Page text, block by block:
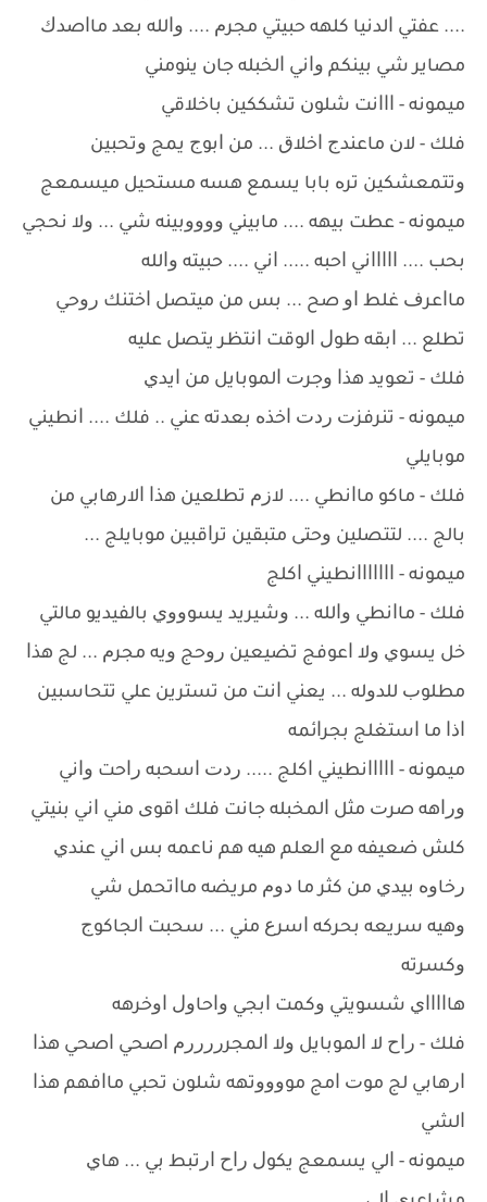
.... ﻋﻔﺘﻲ ﺍﻟﺪﻧﻴﺎ ﻛﻠﻬﻪ ﺣﺒﻴﺘﻲ ﻣﺠﺮﻡ .... ﻭﺍﻟﻠﻪ ﺑﻌﺪ ﻣﺎﺍﺻﺪﻙ
ﻣﺼﺎﻳﺮ ﺷﻲ ﺑﻴﻨﻜﻢ ﻭﺍﻧﻲ ﺍﻟﺨﺒﻠﻪ ﺟﺎﻥ ﻳﻨﻮﻣﻨﻲ
ﻣﻴﻤﻮﻧﻪ - ﺍﺍﺍﻧﺖ ﺷﻠﻮﻥ ﺗﺸﻜﻜﻴﻦ ﺑﺎﺧﻼﻗﻲ
ﻓﻠﻚ - ﻻﻥ ﻣﺎﻋﻨﺪﺝ ﺍﺧﻼﻕ ... ﻣﻦ ﺍﺑﻮﺝ ﻳﻤﺞ ﻭﺗﺤﺒﻴﻦ
ﻭﺗﺘﻤﻌﺸﻜﻴﻦ ﺗﺮﻩ ﺑﺎﺑﺎ ﻳﺴﻤﻊ ﻫﺴﻪ ﻣﺴﺘﺤﻴﻞ ﻣﻴﺴﻤﻌﺞ
ﻣﻴﻤﻮﻧﻪ - ﻋﻄﺖ ﺑﻴﻬﻪ .... ﻣﺎﺑﻴﻨﻲ ﻭﻭﻭﻭﺑﻴﻨﻪ ﺷﻲ ... ﻭﻻ ﻧﺤﺠﻲ
ﺑﺤﺐ .... ﺍﺍﺍﺍﺍﻧﻲ ﺍﺣﺒﻪ ..... ﺍﻧﻲ .... ﺣﺒﻴﺘﻪ ﻭﺍﻟﻠﻪ
ﻣﺎﺍﻋﺮﻑ ﻏﻠﻂ ﺍﻭ ﺻﺢ ... ﺑﺲ ﻣﻦ ﻣﻴﺘﺼﻞ ﺍﺧﺘﻨﻚ ﺭﻭﺣﻲ
ﺗﻄﻠﻊ ... ﺍﺑﻘﻪ ﻃﻮﻝ ﺍﻟﻮﻗﺖ ﺍﻧﺘﻈﺮ ﻳﺘﺼﻞ ﻋﻠﻴﻪ
ﻓﻠﻚ - ﺗﻌﻮﻳﺪ ﻫﺬﺍ ﻭﺟﺮﺕ ﺍﻟﻤﻮﺑﺎﻳﻞ ﻣﻦ ﺍﻳﺪﻱ
ﻣﻴﻤﻮﻧﻪ - ﺗﻨﺮﻓﺰﺕ ﺭﺩﺕ ﺍﺧﺬﻩ ﺑﻌﺪﺗﻪ ﻋﻨﻲ .. ﻓﻠﻚ .... ﺍﻧﻄﻴﻨﻲ
ﻣﻮﺑﺎﻳﻠﻲ
ﻓﻠﻚ - ﻣﺎﻛﻮ ﻣﺎﺍﻧﻄﻲ .... ﻻﺯﻡ ﺗﻄﻠﻌﻴﻦ ﻫﺬﺍ ﺍﻻﺭﻫﺎﺑﻲ ﻣﻦ
ﺑﺎﻟﺞ .... ﻟﺘﺘﺼﻠﻴﻦ ﻭﺣﺘﻰ ﻣﺘﺒﻘﻴﻦ ﺗﺮﺍﻗﺒﻴﻦ ﻣﻮﺑﺎﻳﻠﺞ ...
ﻣﻴﻤﻮﻧﻪ - ﺍﺍﺍﺍﺍﺍﺍﻧﻄﻴﻨﻲ ﺍﻛﻠﺞ
ﻓﻠﻚ - ﻣﺎﺍﻧﻄﻲ ﻭﺍﻟﻠﻪ ... ﻭﺷﻴﺮﻳﺪ ﻳﺴﻮﻭﻭﻱ ﺑﺎﻟﻔﻴﺪﻳﻮ ﻣﺎﻟﺘﻲ
ﺧﻞ ﻳﺴﻮﻱ ﻭﻻ ﺍﻋﻮﻓﺞ ﺗﻀﻴﻌﻴﻦ ﺭﻭﺣﺞ ﻭﻳﻪ ﻣﺠﺮﻡ ... ﻟﺞ ﻫﺬﺍ
ﻣﻄﻠﻮﺏ ﻟﻠﺪﻭﻟﻪ ... ﻳﻌﻨﻲ ﺍﻧﺖ ﻣﻦ ﺗﺴﺘﺮﻳﻦ ﻋﻠﻲ ﺗﺘﺤﺎﺳﺒﻴﻦ
ﺍﺫﺍ ﻣﺎ ﺍﺳﺘﻐﻠﺞ ﺑﺠﺮﺍﺋﻤﻪ
ﻣﻴﻤﻮﻧﻪ - ﺍﺍﺍﺍﺍﻧﻄﻴﻨﻲ ﺍﻛﻠﺞ ..... ﺭﺩﺕ ﺍﺳﺤﺒﻪ ﺭﺍﺣﺖ ﻭﺍﻧﻲ
ﻭﺭﺍﻫﻪ ﺻﺮﺕ ﻣﺜﻞ ﺍﻟﻤﺨﺒﻠﻪ ﺟﺎﻧﺖ ﻓﻠﻚ ﺍﻗﻮﻯ ﻣﻨﻲ ﺍﻧﻲ ﺑﻨﻴﺘﻲ
ﻛﻠﺶ ﺿﻌﻴﻔﻪ ﻣﻊ ﺍﻟﻌﻠﻢ ﻫﻴﻪ ﻫﻢ ﻧﺎﻋﻤﻪ ﺑﺲ ﺍﻧﻲ ﻋﻨﺪﻱ
ﺭﺧﺎﻭﻩ ﺑﻴﺪﻱ ﻣﻦ ﻛﺜﺮ ﻣﺎ ﺩﻭﻡ ﻣﺮﻳﻀﻪ ﻣﺎﺍﺗﺤﻤﻞ ﺷﻲ
ﻭﻫﻴﻪ ﺳﺮﻳﻌﻪ ﺑﺤﺮﻛﻪ ﺍﺳﺮﻉ ﻣﻨﻲ ... ﺳﺤﺒﺖ ﺍﻟﺠﺎﻛﻮﺝ
ﻭﻛﺴﺮﺗﻪ
ﻫﺎﺍﺍﺍﺍﻱ ﺷﺴﻮﻳﺘﻲ ﻭﻛﻤﺖ ﺍﺑﺠﻲ ﻭﺍﺣﺎﻭﻝ ﺍﻭﺧﺮﻫﻪ
ﻓﻠﻚ - ﺭﺍﺡ ﻻ ﺍﻟﻤﻮﺑﺎﻳﻞ ﻭﻻ ﺍﻟﻤﺠﺮﺭﺭﺭﺭﻡ ﺍﺻﺤﻲ ﺍﺻﺤﻲ ﻫﺬﺍ
ﺍﺭﻫﺎﺑﻲ ﻟﺞ ﻣﻮﺕ ﺍﻣﺞ ﻣﻮﻭﻭﻭﺗﻬﻪ ﺷﻠﻮﻥ ﺗﺤﺒﻲ ﻣﺎﺍﻓﻬﻢ ﻫﺬﺍ
ﺍﻟﺸﻲ
ﻣﻴﻤﻮﻧﻪ - ﺍﻟﻲ ﻳﺴﻤﻌﺞ ﻳﻜﻮﻝ ﺭﺍﺡ ﺍﺭﺗﺒﻂ ﺑﻲ ... ﻫﺎﻱ